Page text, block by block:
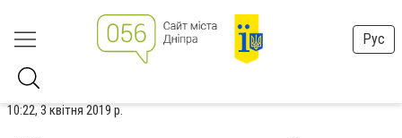
Рус
10:22, 3 квітня 2019 р.